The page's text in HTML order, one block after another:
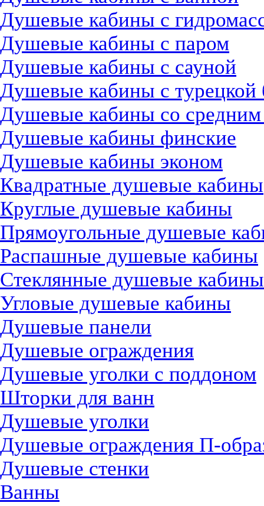
Душевые кабины с
Душевые кабины с паром
Душевые кабины с сауной
Душевые кабины с турецкой
Душевые кабины со
Душевые кабины финские
Душевые кабины эконом
Квадратные душевые кабины
Круглые душевые кабины
Прямоугольные душевые
Распашные душевые кабины
Стеклянные душевые кабины
Угловые душевые кабины
Душевые панели
Душевые ограждения
Душевые уголки с поддоном
Шторки для ванн
Душевые уголки
Душевые ограждения П-
Душевые стенки
Ванны